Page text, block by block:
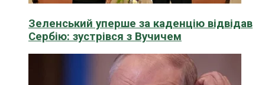
Зеленський уперше за каденцію відвідав
Сербію: зустрівся з Вучичем